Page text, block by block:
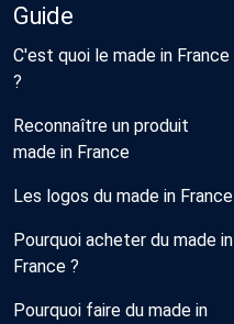
Guide
C'est quoi le made in France
?
Reconnaître un produit
made in France
Les logos du made in France
Pourquoi acheter du made in
France ?
Pourquoi faire du made in